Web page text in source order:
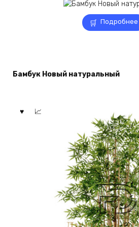
Подробнее
Бамбук Новый натуральный